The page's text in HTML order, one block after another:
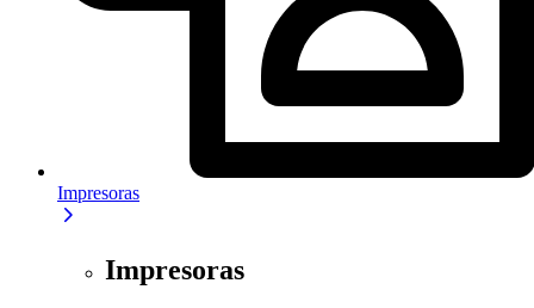
Impresoras
Impresoras